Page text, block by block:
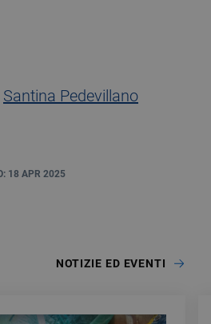
Santina Pedevillano
18 APR 2025
NOTIZIE ED EVENTI